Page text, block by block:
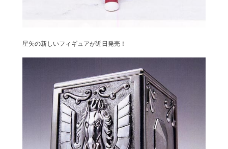
星矢の新しいフィギュアが近日発売！